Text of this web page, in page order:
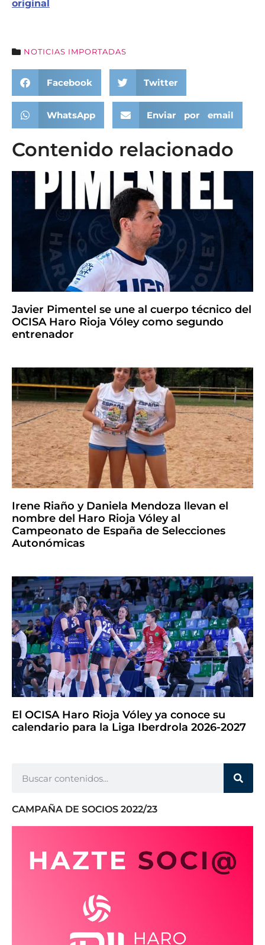
original
NOTICIAS IMPORTADAS
Facebook Twitter
WhatsApp Enviar por email
Contenido relacionado
Javier Pimentel se une al cuerpo técnico del
OCISA Haro Rioja Vóley como segundo
entrenador
Irene Riaño y Daniela Mendoza llevan el
nombre del Haro Rioja Vóley al
Campeonato de España de Selecciones
Autonómicas
El OCISA Haro Rioja Vóley ya conoce su
calendario para la Liga Iberdrola 2026-2027
CAMPAÑA DE SOCIOS 2022/23